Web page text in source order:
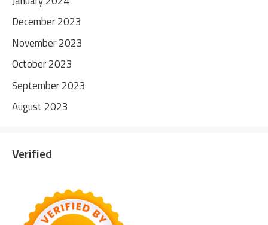
December 2023
November 2023
October 2023
September 2023
August 2023
Verified